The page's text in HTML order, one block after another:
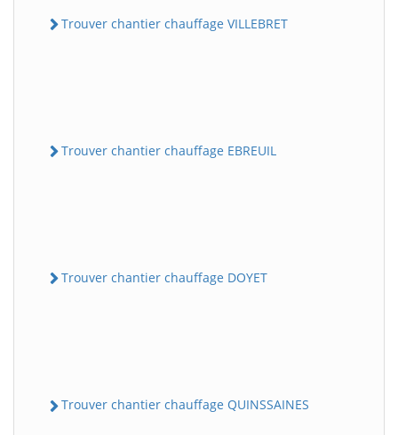
Trouver chantier chauffage VILLEBRET
Trouver chantier chauffage EBREUIL
Trouver chantier chauffage DOYET
Trouver chantier chauffage QUINSSAINES